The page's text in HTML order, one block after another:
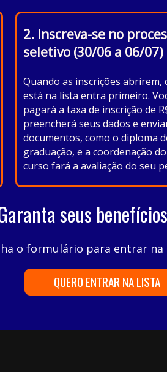
2. Inscreva-se no
seletivo (30/06 a 06/07)
Quando as inscrições abrirem,
está na lista entra primeiro.
pagará a taxa de inscrição de
preencherá seus dados e
documentos, como o diploma
graduação, e a coordenação do
curso fará a avaliação do seu
seus
o formulário para entrar na
QUERO ENTRAR NA LISTA